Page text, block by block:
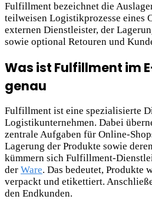
Fulfillment bezeichnet die
teilweisen Logistikprozesse eines
externen Dienstleister, der
sowie optional Retouren und
Was ist Fulfillment im
genau
Fulfillment ist eine spezialisierte
Logistikunternehmen. Dabei
zentrale Aufgaben für Online-
Lagerung der Produkte sowie
kümmern sich Fulfillment-
der Ware. Das bedeutet, Produkte
verpackt und etikettiert.
den Endkunden.